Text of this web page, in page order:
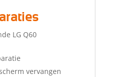
LG Q60
vervangen